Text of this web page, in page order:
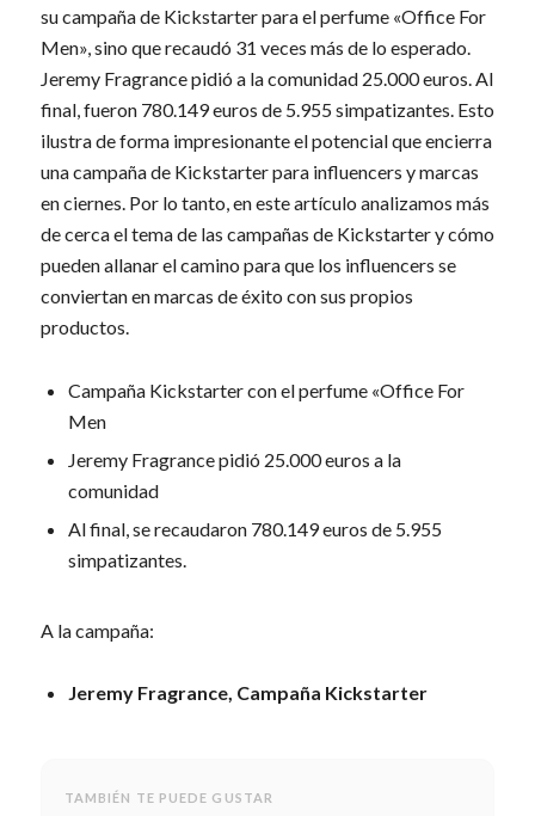
su campaña de Kickstarter para el perfume «Office For
Men», sino que recaudó 31 veces más de lo esperado.
Jeremy Fragrance pidió a la comunidad 25.000 euros. Al
final, fueron 780.149 euros de 5.955 simpatizantes. Esto
ilustra de forma impresionante el potencial que encierra
una campaña de Kickstarter para influencers y marcas
en ciernes. Por lo tanto, en este artículo analizamos más
de cerca el tema de las campañas de Kickstarter y cómo
pueden allanar el camino para que los influencers se
conviertan en marcas de éxito con sus propios
productos.
Campaña Kickstarter con el perfume «Office For
Men
Jeremy Fragrance pidió 25.000 euros a la
comunidad
Al final, se recaudaron 780.149 euros de 5.955
simpatizantes.
A la campaña:
Jeremy Fragrance, Campaña Kickstarter
TAMBIÉN TE PUEDE GUSTAR